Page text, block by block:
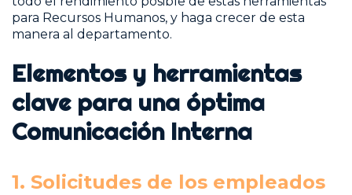
para Recursos Humanos, y haga crecer de esta
manera al departamento.
Elementos y herramientas
clave para una óptima
Comunicación Interna
1. Solicitudes de los empleados